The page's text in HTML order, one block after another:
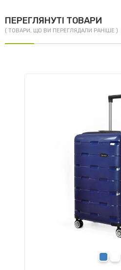
ПЕРЕГЛЯНУТІ ТОВАРИ
( ТОВАРИ, ЩО ВИ ПЕРЕГЛЯДАЛИ РАНІШЕ )